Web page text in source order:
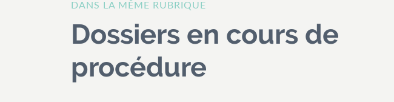
DANS LA MÊME RUBRIQUE
Dossiers en cours de
procédure